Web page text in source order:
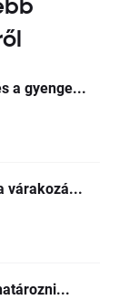
a gyenge...
várakozá...